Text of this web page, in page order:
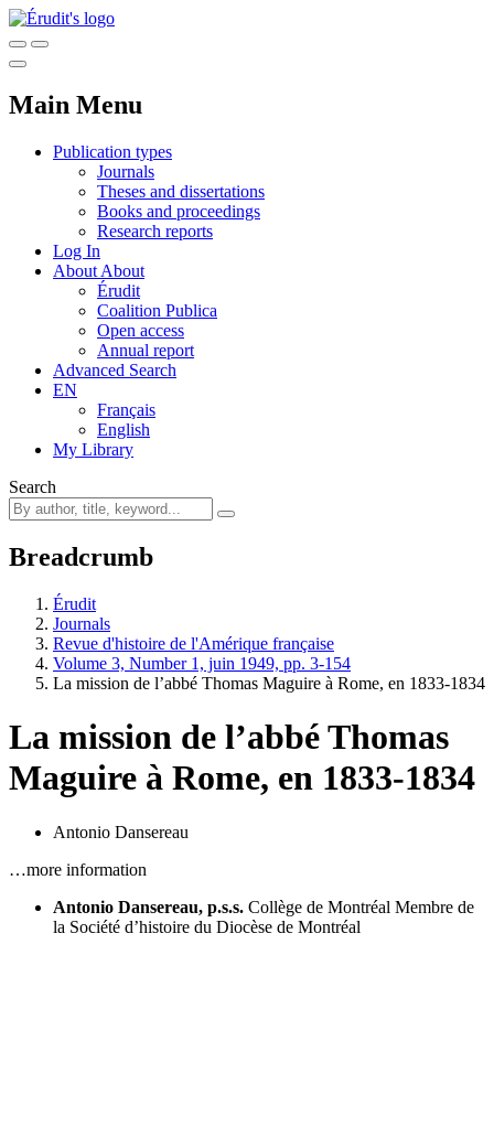
Main Menu
Publication types
Journals
Theses and dissertations
Books and proceedings
Research reports
Log In
About About
Érudit
Coalition Publica
Open access
Annual report
Advanced Search
EN
Français
English
My Library
Search
Breadcrumb
Érudit
Journals
Revue d'histoire de l'Amérique française
Volume 3, Number 1, juin 1949, pp. 3-154
La mission de l’abbé Thomas Maguire à Rome, en 1833-1834
La mission de l’abbé Thomas
Maguire à Rome, en 1833-1834
Antonio Dansereau
…more information
Antonio Dansereau, p.s.s. Collège de Montréal Membre de
la Société d’histoire du Diocèse de Montréal